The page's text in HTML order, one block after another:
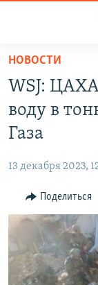
Вернуться
основному
содержанию
Вернутся
главной
навигации
Вернутся
поиску
КАЗАХСТАН
ТАДЖИКИСТАН
НОВОСТИ
ВОЙНА В
ҚАЗАҚША
КЫРГЫЗЧА
ЎЗБЕКЧА
ТОҶИКӢ
TÜRKMENÇE
Все сайты
НОВОСТИ
WSJ:
воду в
Газа
13 декабря 2023,
Поделиться